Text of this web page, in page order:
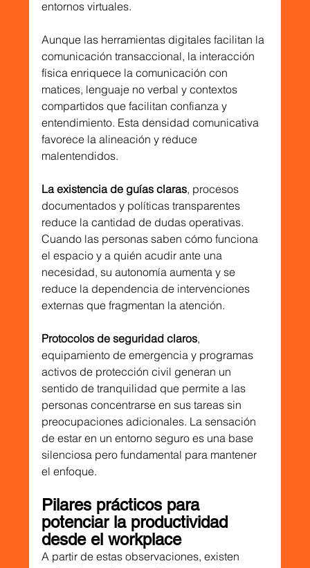
entornos virtuales.
Aunque las herramientas digitales facilitan la
comunicación transaccional, la interacción
física enriquece la comunicación con
matices, lenguaje no verbal y contextos
compartidos que facilitan confianza y
entendimiento. Esta densidad comunicativa
favorece la alineación y reduce
malentendidos.
La existencia de guías claras, procesos
documentados y políticas transparentes
reduce la cantidad de dudas operativas.
Cuando las personas saben cómo funciona
el espacio y a quién acudir ante una
necesidad, su autonomía aumenta y se
reduce la dependencia de intervenciones
externas que fragmentan la atención.
Protocolos de seguridad claros,
equipamiento de emergencia y programas
activos de protección civil generan un
sentido de tranquilidad que permite a las
personas concentrarse en sus tareas sin
preocupaciones adicionales. La sensación
de estar en un entorno seguro es una base
silenciosa pero fundamental para mantener
el enfoque.
Pilares prácticos para
potenciar la productividad
desde el workplace
A partir de estas observaciones, existen